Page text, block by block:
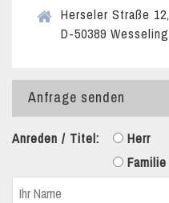
Herseler Straße 12,
D-50389 Wesseling
Anfrage senden
Anreden / Titel: Herr
Familie